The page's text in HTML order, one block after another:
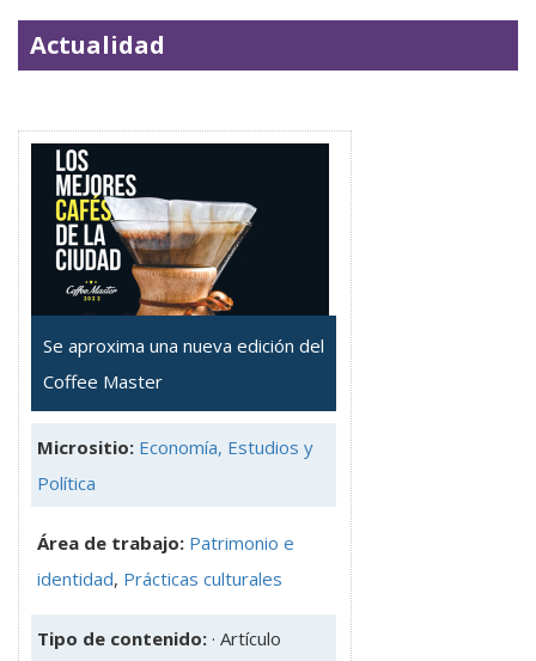
Actualidad
Se aproxima una nueva edición del
Coffee Master
Micrositio: Economía, Estudios y
Política
Área de trabajo: Patrimonio e
identidad, Prácticas culturales
Tipo de contenido: · Artículo